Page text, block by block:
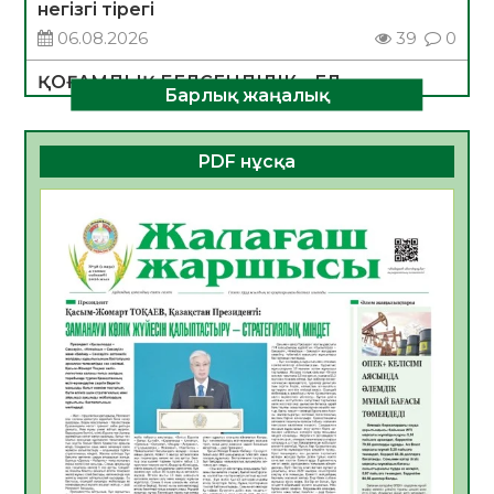
негізгі тірегі
06.08.2026
39 0
ҚОҒАМДЫҚ БЕЛСЕНДІЛІК – ЕЛ
ДАМУЫНЫҢ НЕГІЗІ
06.08.2026
36 0
ҚҰРЫЛТАЙ САЙЛАУЫ – БОЛАШАҚҚА
БАСТАР ЖАУАПТЫ ТАҢДАУ
06.08.2026
Инфекциялық ауруларға қарсы иммундау
жұмыстарының тиімділігі
06.08.2026
40
Көкжөтел ауруы туралы
06.08.2026
36
АПВ вакцинасы туралы мәлімет
06.08.2026
36
Барлық жаңалық
PDF нұсқа